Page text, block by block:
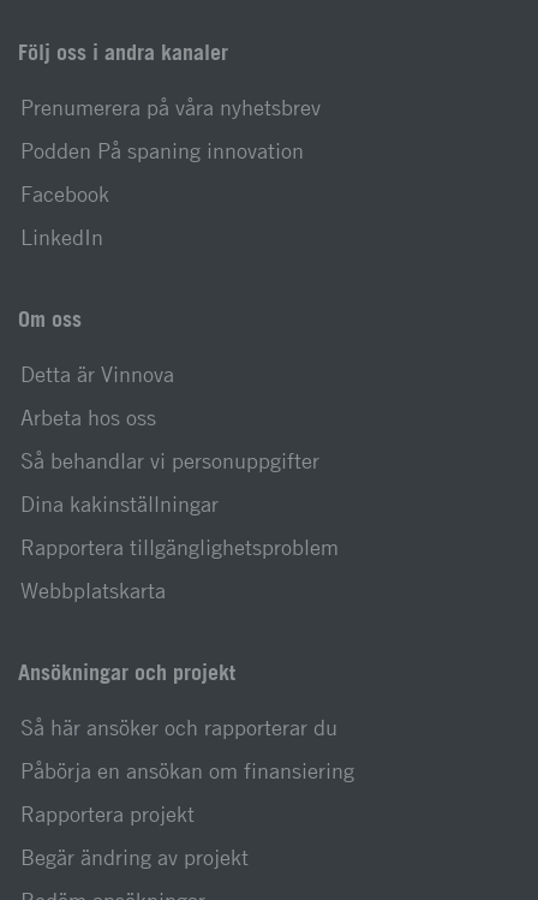
Följ oss i andra kanaler
Prenumerera på våra nyhetsbrev
Podden På spaning innovation
Facebook
LinkedIn
Om oss
Detta är Vinnova
Arbeta hos oss
Så behandlar vi personuppgifter
Dina kakinställningar
Rapportera tillgänglighetsproblem
Webbplatskarta
Ansökningar och projekt
Så här ansöker och rapporterar du
Påbörja en ansökan om finansiering
Rapportera projekt
Begär ändring av projekt